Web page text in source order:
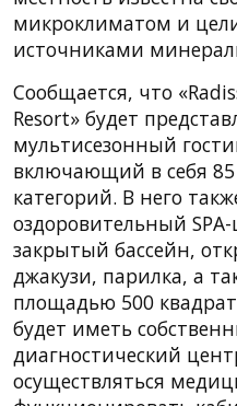
микроклиматом и
источниками
Сообщается, что
Resort» будет
мультисезонный
включающий в себя
категорий. В него
оздоровительный
закрытый бассейн,
джакузи, парилка, а
площадью 500
будет иметь
диагностический
осуществляться